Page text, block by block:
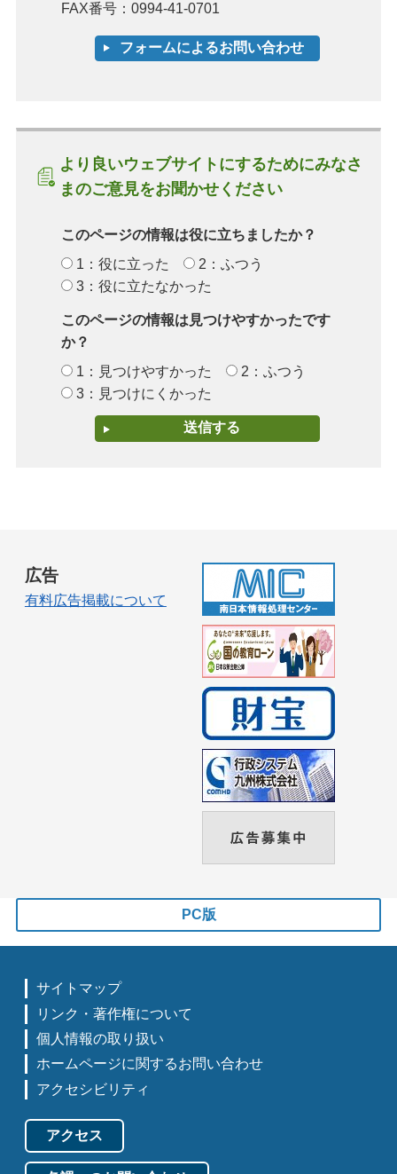
FAX番号：0994-41-0701
より良いウェブサイトにするためにみなさ
まのご意見をお聞かせください
このページの情報は役に立ちましたか？
1：役に立った
2：ふつう
3：役に立たなかった
このページの情報は見つけやすかったです
か？
1：見つけやすかった
2：ふつう
3：見つけにくかった
広告
有料広告掲載について
PC版
サイトマップ
リンク・著作権について
個人情報の取り扱い
ホームページに関するお問い合わせ
アクセシビリティ
アクセス